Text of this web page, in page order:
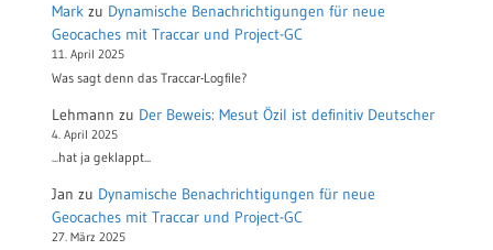
Mark zu Dynamische Benachrichtigungen für neue
Geocaches mit Traccar und Project-GC
11. April 2025
Was sagt denn das Traccar-Logfile?
Lehmann zu Der Beweis: Mesut Özil ist definitiv Deutscher
4. April 2025
...hat ja geklappt...
Jan zu Dynamische Benachrichtigungen für neue
Geocaches mit Traccar und Project-GC
27. März 2025